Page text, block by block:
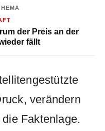
der Preis an der
fällt
verändern
Faktenlage.